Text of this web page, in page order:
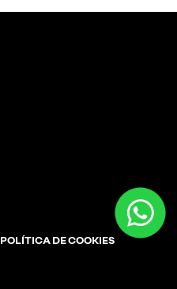
POLÍTICA DE COOKIES